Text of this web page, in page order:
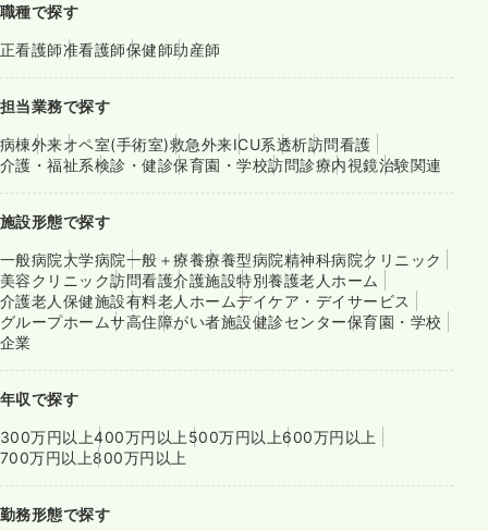
職種で探す
正看護師准看護師保健師助産師
担当業務で探す
病棟外来オペ室(手術室)救急外来ICU系透析訪問看護
介護・福祉系検診・健診保育園・学校訪問診療内視鏡治験関連
施設形態で探す
一般病院大学病院一般＋療養療養型病院精神科病院クリニック
美容クリニック訪問看護介護施設特別養護老人ホーム
介護老人保健施設有料老人ホームデイケア・デイサービス
グループホームサ高住障がい者施設健診センター保育園・学校
企業
年収で探す
300万円以上400万円以上 500万円以上600万円以上
700万円以上800万円以上
勤務形態で探す